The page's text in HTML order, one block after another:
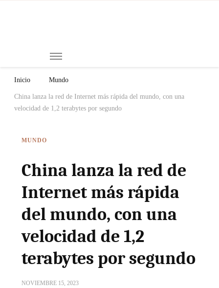
Inicio Mundo
China lanza la red de Internet más rápida del mundo, con una
velocidad de 1,2 terabytes por segundo
MUNDO
China lanza la red de
Internet más rápida
del mundo, con una
velocidad de 1,2
terabytes por segundo
NOVIEMBRE 15, 2023